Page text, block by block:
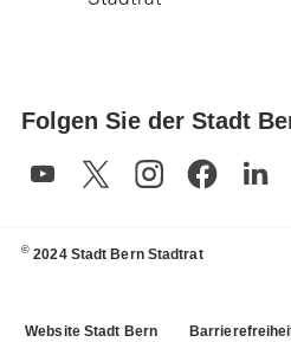
Folgen Sie der Stadt
© 2024 Stadt Bern Stadtrat
Website Stadt Bern